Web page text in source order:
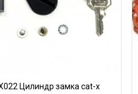
Цилиндр замка cat-х